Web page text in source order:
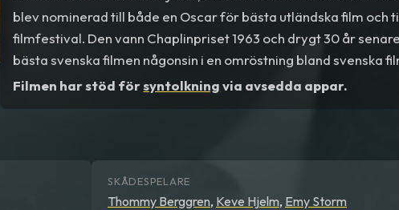
blev nominerad till både en Oscar för bästa utländska film och
filmfestival. Den vann Chaplinpriset 1963 och drygt 30 år
bästa svenska filmen någonsin i en omröstning bland svenska
Filmen har stöd försyntolkningvia avsedda appar.
SKÅDESPELARE
Thommy Berggren, Keve Hjelm, Emy Storm